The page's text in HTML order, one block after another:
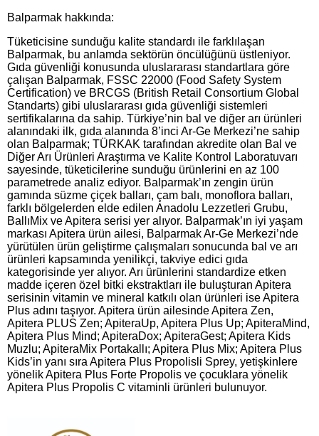
Balparmak hakkında:
Tüketicisine sunduğu kalite standardı ile farklılaşan
Balparmak, bu anlamda sektörün öncülüğünü üstleniyor.
Gıda güvenliği konusunda uluslararası standartlara göre
çalışan Balparmak, FSSC 22000 (Food Safety System
Certification) ve BRCGS (British Retail Consortium Global
Standarts) gibi uluslararası gıda güvenliği sistemleri
sertifikalarına da sahip. Türkiye’nin bal ve diğer arı ürünleri
alanındaki ilk, gıda alanında 8’inci Ar-Ge Merkezi’ne sahip
olan Balparmak; TÜRKAK tarafından akredite olan Bal ve
Diğer Arı Ürünleri Araştırma ve Kalite Kontrol Laboratuvarı
sayesinde, tüketicilerine sunduğu ürünlerini en az 100
parametrede analiz ediyor. Balparmak’ın zengin ürün
gamında süzme çiçek balları, çam balı, monof­lora balları,
farklı bölgelerden elde edilen Anadolu Lezzetleri Grubu,
BallıMix ve Apitera serisi yer alı­yor. Balparmak’ın iyi yaşam
markası Apitera ürün ailesi, Balparmak Ar-Ge Merkezi’nde
yürütülen ürün geliştirme çalışmaları sonucunda bal ve arı
ürünleri kapsamında yenilikçi, takviye edici gıda
kategorisinde yer alıyor. Arı ürünlerini standardize etken
madde içeren özel bitki ekstraktları ile buluşturan Apitera
serisinin vitamin ve mineral katkılı olan ürünleri ise Apitera
Plus adını taşıyor. Apitera ürün ailesinde Apitera Zen,
Apitera PLUS Zen; ApiteraUp, Apitera Plus Up; ApiteraMind,
Apitera Plus Mind; ApiteraDox; ApiteraGest; Apitera Kids
Muzlu; ApiteraMix Portakallı; Apitera Plus Mix; Apitera Plus
Kids’in yanı sıra Apitera Plus Propolisli Sprey, yetişkinlere
yönelik Apitera Plus Forte Propolis ve çocuklara yönelik
Apitera Plus Propolis C vitaminli ürünleri bulunuyor.